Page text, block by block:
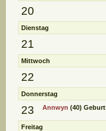
20
Dienstag
21
Mittwoch
22
Donnerstag
23 Annwyn (40)
Freitag